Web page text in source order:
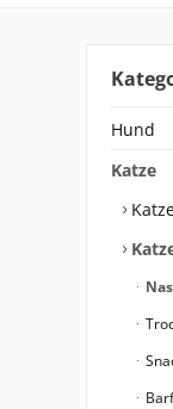
Hund
Katze